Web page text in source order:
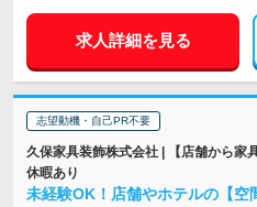
求人詳細を見る
志望動機・自己PR不要
久保家具装飾株式会社 | 【店舗から
休暇あり
未経験OK！店舗やホテルの【